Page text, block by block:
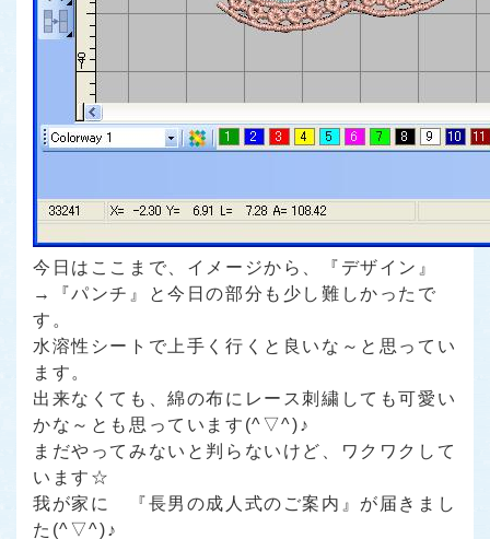
今日はここまで、イメージから、『デザイン』
→『パンチ』と今日の部分も少し難しかったで
す。
水溶性シートで上手く行くと良いな～と思ってい
ます。
出来なくても、綿の布にレース刺繍しても可愛い
かな～とも思っています(^▽^)♪
まだやってみないと判らないけど、ワクワクして
います☆
我が家に
『長男の成人式のご案内』 が届きまし
た(^▽^)♪